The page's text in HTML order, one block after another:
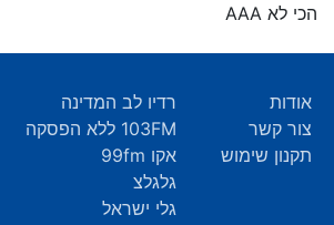
הכי לא AAA
אודות
צור קשר
תקנון שימוש
רדיו לב המדינה
103FM ללא הפסקה
אקו 99fm
גלגלצ
גלי ישראל